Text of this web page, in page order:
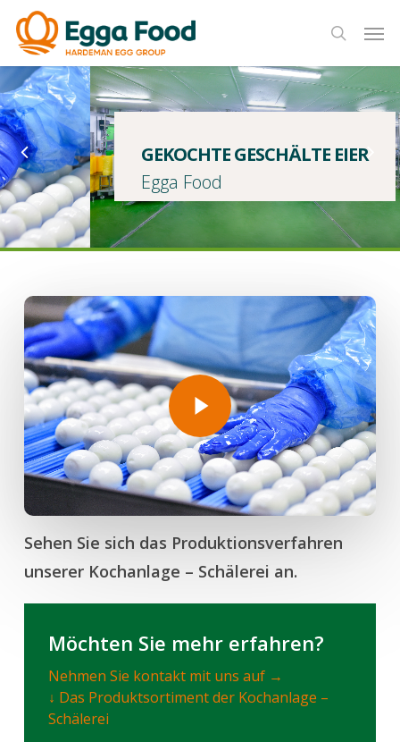
main
content
search
GEKOCHTE GESCHÄLTE EIER
Egga Food
Play Video
Sehen Sie sich das Produktionsverfahren
unserer Kochanlage – Schälerei an.
Möchten Sie mehr erfahren?
Nehmen Sie kontakt mit uns auf →
↓ Das Produktsortiment der Kochanlage –
Schälerei